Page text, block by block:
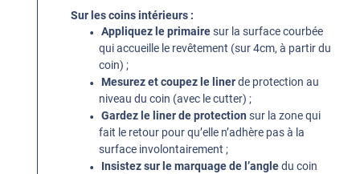
Sur les coins intérieurs :
Appliquez le primairesur la surface courbée
qui accueille le revêtement (sur 4cm, à partir du
coin) ;
Mesurez et coupez le linerde protection au
niveau du coin (avec le cutter) ;
Gardez le liner de protection sur la zone qui
fait le retour pour qu’elle n’adhère pas à la
surface involontairement ;
Insistez sur le marquage de l’angledu coin